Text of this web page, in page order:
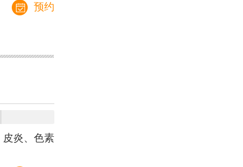
预约
皮炎、色素